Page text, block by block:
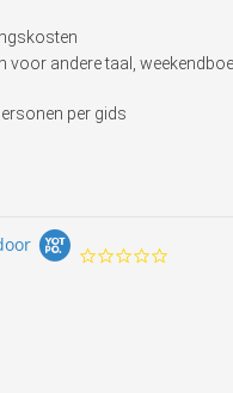
voor andere taal,
per gids